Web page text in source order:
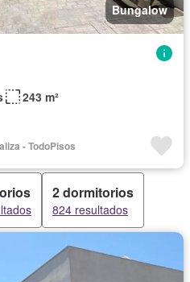
Bungalow
243 m²
- TodoPisos
2 dormitorios
824 resultados